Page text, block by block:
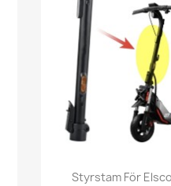

Styrstam För